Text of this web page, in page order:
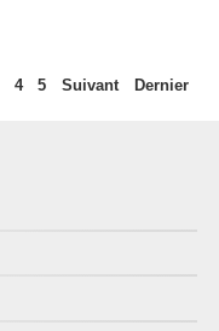
4 5 Suivant Dernier